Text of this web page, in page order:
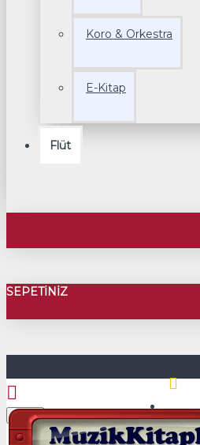
Koro & Orkestra
E-Kitap
Flüt
SEPETINIZ
Menu